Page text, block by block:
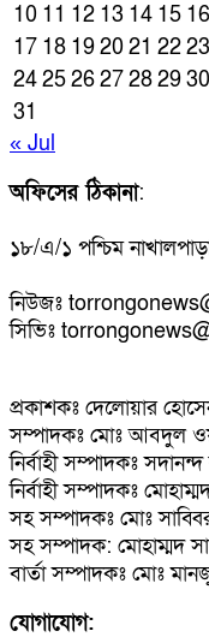
10 11 12 13 14 15 16
17 18 192021 2223
24252627282930
31
« Jul
অফিসের ঠিকানা:
১৮/এ/১ পশ্চিম
নিউজঃ
সিভিঃ
প্রকাশকঃ দেলোয়ার
সম্পাদকঃ মোঃ আবদুল
নির্বাহী সম্পাদকঃ
নির্বাহী সম্পাদকঃ
সহ সম্পাদকঃ মোঃ
সহ সম্পাদক: মোহাম্মদ
বার্তা সম্পাদকঃ মোঃ
যোগাযোগ: